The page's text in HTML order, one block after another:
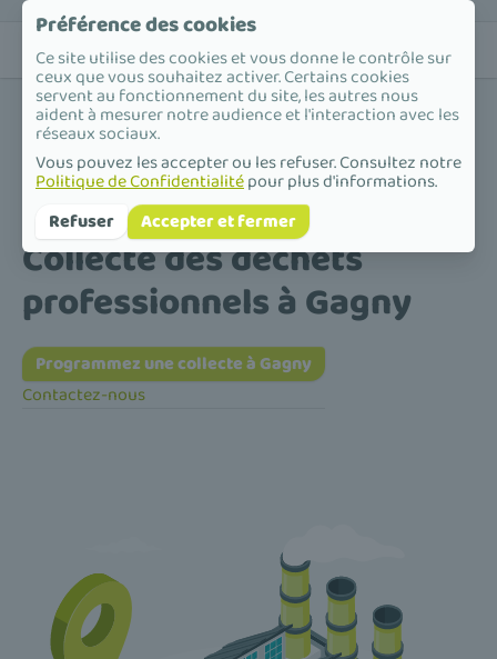
Accueil /Collecte des déchets professionnels /Île-de-France /
Seine-Saint-Denis /Gagny
Collecte des déchets
professionnels à Gagny
Programmez une collecte à Gagny
Contactez-nous
Préférence des cookies
Ce site utilise des cookies et vous donne le contrôle sur
ceux que vous souhaitez activer. Certains cookies
servent au fonctionnement du site, les autres nous
aident à mesurer notre audience et l'interaction avec les
réseaux sociaux.
Vous pouvez les accepter ou les refuser. Consultez notre
Politique de Confidentialitépour plus d'informations.
Refuser
Accepter et fermer